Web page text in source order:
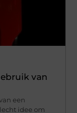
van
een
idee om